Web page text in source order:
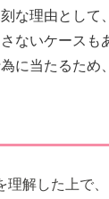
な理由として
ないケースも
に当たるため
理解した上で